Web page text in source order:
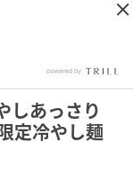
しあっさり
定冷やし麺